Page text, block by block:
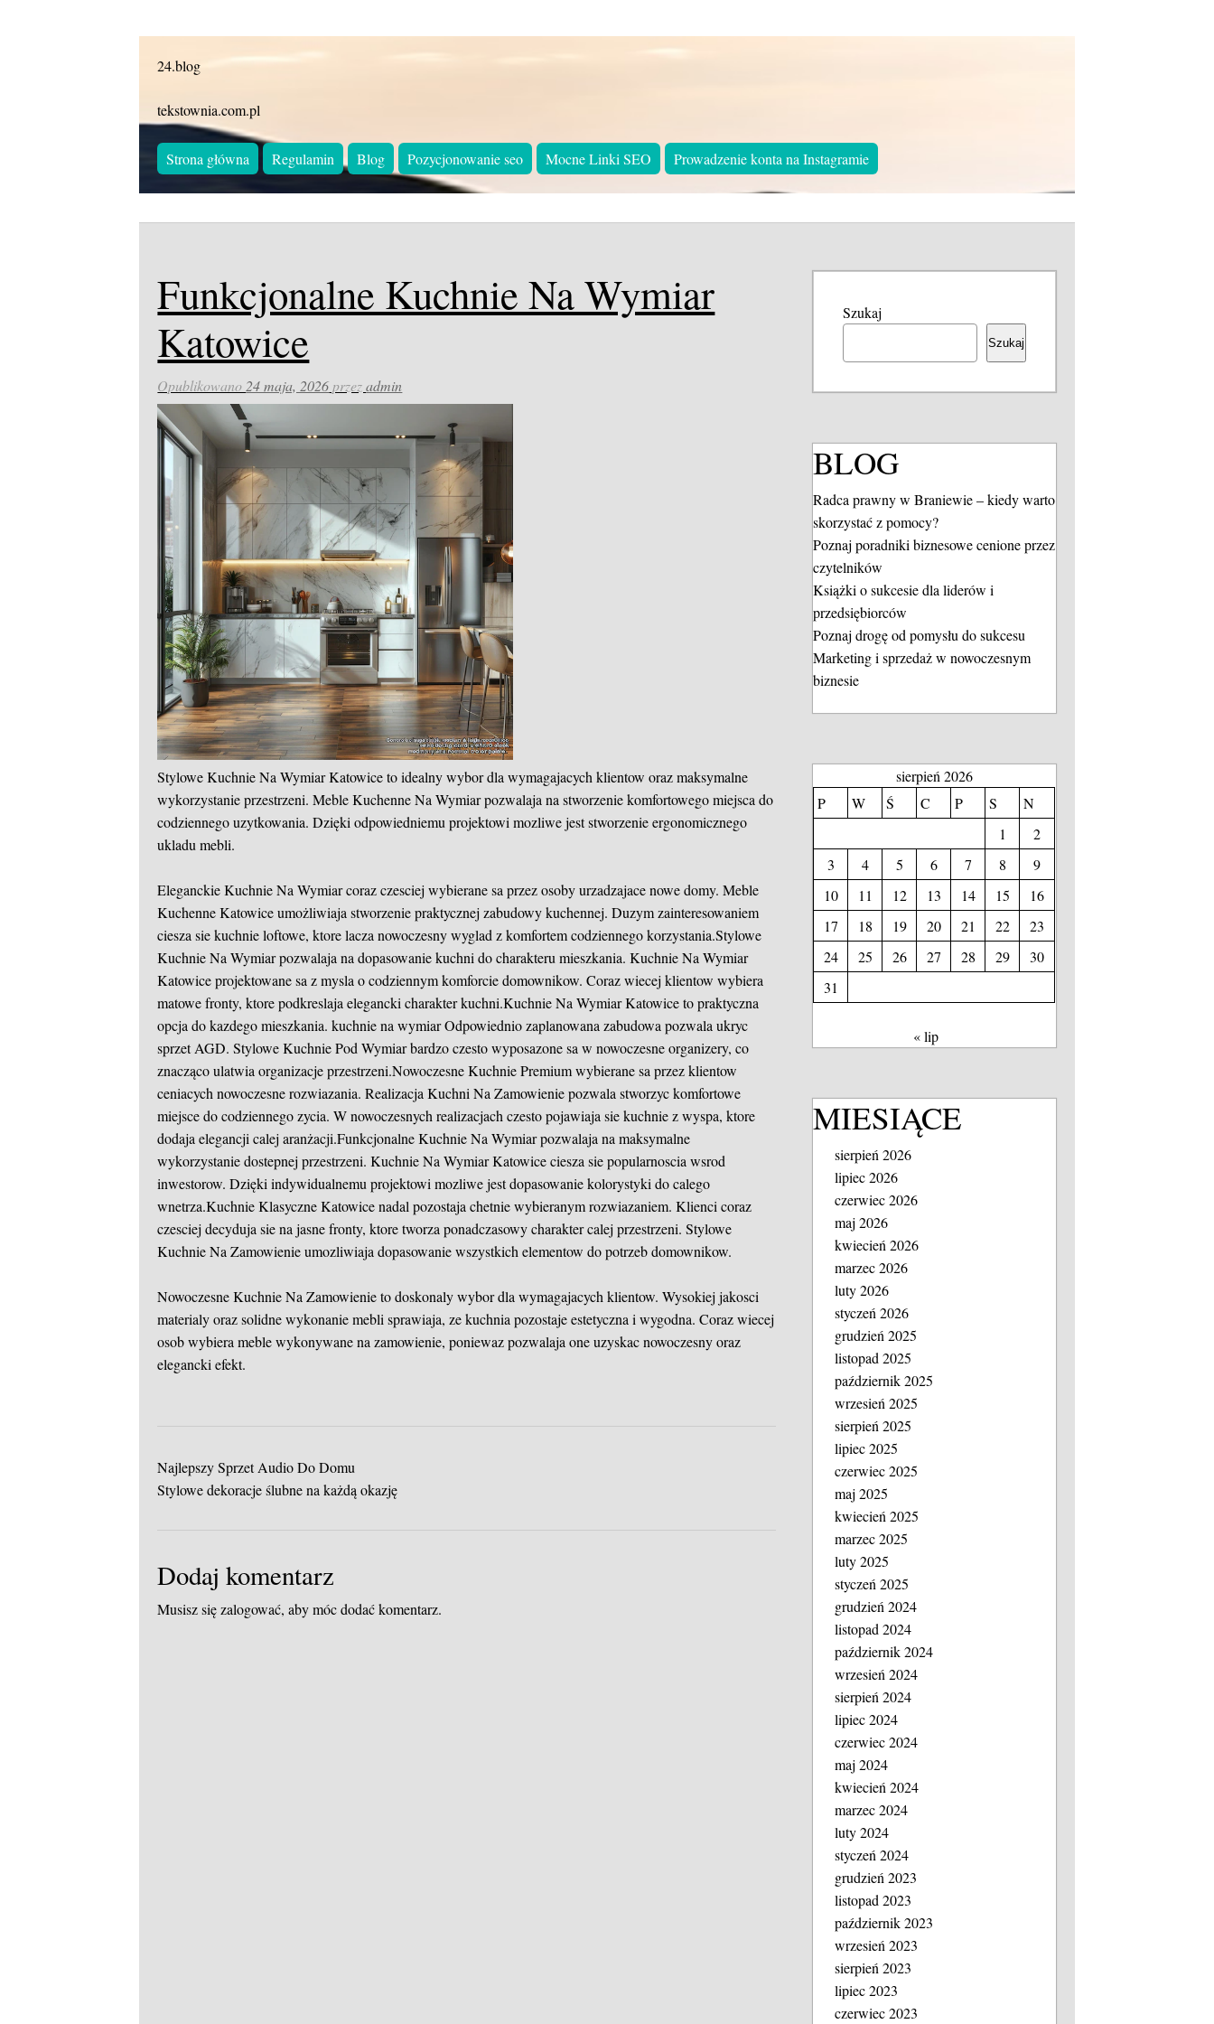
24.blog
tekstownia.com.pl
Strona główna Regulamin Blog Pozycjonowanie seo Mocne Linki SEO Prowadzenie konta na Instagramie
Funkcjonalne Kuchnie Na Wymiar
Katowice
Opublikowano 24 maja, 2026 przezadmin
Stylowe Kuchnie Na Wymiar Katowice to idealny wybor dla wymagajacych klientow oraz maksymalne
wykorzystanie przestrzeni. Meble Kuchenne Na Wymiar pozwalaja na stworzenie komfortowego miejsca do
codziennego uzytkowania. Dzięki odpowiedniemu projektowi mozliwe jest stworzenie ergonomicznego
ukladu mebli.
Eleganckie Kuchnie Na Wymiar coraz czesciej wybierane sa przez osoby urzadzajace nowe domy. Meble
Kuchenne Katowice umożliwiaja stworzenie praktycznej zabudowy kuchennej. Duzym zainteresowaniem
ciesza sie kuchnie loftowe, ktore lacza nowoczesny wyglad z komfortem codziennego korzystania.Stylowe
Kuchnie Na Wymiar pozwalaja na dopasowanie kuchni do charakteru mieszkania. Kuchnie Na Wymiar
Katowice projektowane sa z mysla o codziennym komforcie domownikow. Coraz wiecej klientow wybiera
matowe fronty, ktore podkreslaja elegancki charakter kuchni.Kuchnie Na Wymiar Katowice to praktyczna
opcja do kazdego mieszkania.kuchnie na wymiarOdpowiednio zaplanowana zabudowa pozwala ukryc
sprzet AGD. Stylowe Kuchnie Pod Wymiar bardzo czesto wyposazone sa w nowoczesne organizery, co
znacząco ulatwia organizacje przestrzeni.Nowoczesne Kuchnie Premium wybierane sa przez klientow
ceniacych nowoczesne rozwiazania. Realizacja Kuchni Na Zamowienie pozwala stworzyc komfortowe
miejsce do codziennego zycia. W nowoczesnych realizacjach czesto pojawiaja sie kuchnie z wyspa, ktore
dodaja elegancji calej aranżacji.Funkcjonalne Kuchnie Na Wymiar pozwalaja na maksymalne
wykorzystanie dostepnej przestrzeni. Kuchnie Na Wymiar Katowice ciesza sie popularnoscia wsrod
inwestorow. Dzięki indywidualnemu projektowi mozliwe jest dopasowanie kolorystyki do calego
wnetrza.Kuchnie Klasyczne Katowice nadal pozostaja chetnie wybieranym rozwiazaniem. Klienci coraz
czesciej decyduja sie na jasne fronty, ktore tworza ponadczasowy charakter calej przestrzeni. Stylowe
Kuchnie Na Zamowienie umozliwiaja dopasowanie wszystkich elementow do potrzeb domownikow.
Nowoczesne Kuchnie Na Zamowienie to doskonaly wybor dla wymagajacych klientow. Wysokiej jakosci
materialy oraz solidne wykonanie mebli sprawiaja, ze kuchnia pozostaje estetyczna i wygodna. Coraz wiecej
osob wybiera meble wykonywane na zamowienie, poniewaz pozwalaja one uzyskac nowoczesny oraz
elegancki efekt.
Najlepszy Sprzet Audio Do Domu
Stylowe dekoracje ślubne na każdą okazję
Dodaj komentarz
Musisz sięzalogować, aby móc dodać komentarz.
Szukaj
Szukaj
BLOG
Radca prawny w Braniewie – kiedy warto
skorzystać z pomocy?
Poznaj poradniki biznesowe cenione przez
czytelników
Książki o sukcesie dla liderów i
przedsiębiorców
Poznaj drogę od pomysłu do sukcesu
Marketing i sprzedaż w nowoczesnym
biznesie
sierpień 2026
P
W Ś C P S
N
1
2
3
4 5 6 7 8
9
10
11 12 13 14 15
16
17
18 19 20 21 22
23
24
25 26 27 28 29
30
31
« lip
MIESIĄCE
sierpień 2026
lipiec 2026
czerwiec 2026
maj 2026
kwiecień 2026
marzec 2026
luty 2026
styczeń 2026
grudzień 2025
listopad 2025
październik 2025
wrzesień 2025
sierpień 2025
lipiec 2025
czerwiec 2025
maj 2025
kwiecień 2025
marzec 2025
luty 2025
styczeń 2025
grudzień 2024
listopad 2024
październik 2024
wrzesień 2024
sierpień 2024
lipiec 2024
czerwiec 2024
maj 2024
kwiecień 2024
marzec 2024
luty 2024
styczeń 2024
grudzień 2023
listopad 2023
październik 2023
wrzesień 2023
sierpień 2023
lipiec 2023
czerwiec 2023